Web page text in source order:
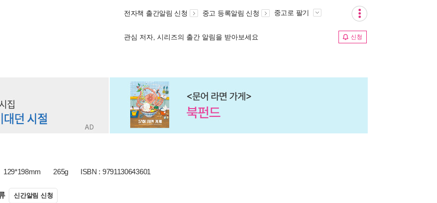
전자책 출간알림 신청 중고 등록알림 신청 중고로 팔기
관심 저자, 시리즈의 출간 알림을 받아보세요 신청
129*198mm 265g ISBN : 9791130643601
신간알림 신청